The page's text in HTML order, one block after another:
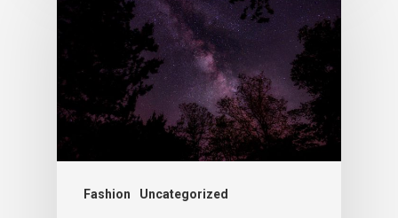
Fashion Uncategorized